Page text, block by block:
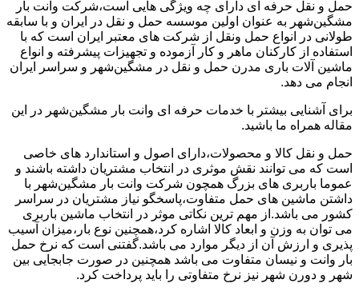
حمل و نقل حرفه ای دارای چه ویژگی هایی است،شرکت وانت بار
مشگین‌شهر به عنوان اولین موسسه حمل و نقل در ایران و با سابقه
طولانی در انواع حمل ونقل از شرکت های معتبر ایران است که با
استفاده از کارکنان ماهر و کار آزموده و تجهیزات پیشرفته و انواع
ماشین آلات باری مدرن حمل و نقل در مشگین‌شهر و سراسر ایران
انجام می دهد.
برای آشنایی بیشتر با خدمات حرفه ای وانت بار مشگین‌شهر در این
مقاله همراه ما باشید.
حمل و نقل کالا و محصولات،دارای اصول و استاندارد های خاصی
است که می توانند نقش موثری در انتخاب مشتریان داشته باشند و
عموما باربری های بزرگ همچون شرکت وانت بار مشگین‌شهر با
داشتن ماشین های حمل متفاوت،پاسخگو نیاز مشتریان در سراسر
کشور می باشد.از مهم ترین نکاتی موثر در انتخاب ماشین باربری
می توان به وزن و ابعاد کالا اشاره کرد،همچنین نوع بار،میزان آسیب
پذیری و ارزش آن از دیگر موارد می باشد.گفتنی است که نرخ حمل
بار وانت و نیسان متفاوت می باشد همچنین در صورت جابجایی بین
شهر و دورن شهر نیز نرخ متفاوتی را باید پرداخت کرد.